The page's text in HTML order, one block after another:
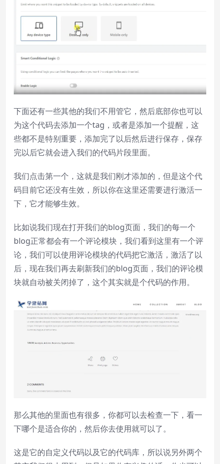
下面还有一些其他的我们不用管它，然后底部你也可以
为这个代码去添加一个tag，或者是添加一个提醒，这
些都不是特别重要，添加完了以后然后进行保存，保存
完以后它就会进入我们的代码片段里面。
我们点击第一个，这就是我们刚才添加的，但是这个代
码目前它还没有生效，所以你在这里还需要进行激活一
下，它才能够生效。
比如说我们现在打开我们的blog页面，我们的每一个
blog正常都会有一个评论模块，我们看到这里有一个评
论，我们可以使用评论模块的代码把它激活，激活了以
后，现在我们再去刷新我们的blog页面，我们的评论模
块就自动被关闭掉了，这个其实就是个代码的作用。
那么其他的里面也有很多，你都可以去检查一下，看一
下哪个是适合你的，然后你去使用就可以了。
这是它的自定义代码以及它的代码库，所以说另外两个